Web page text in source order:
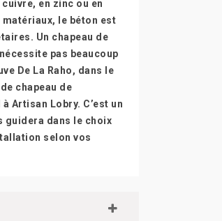
en zinc ou en
le béton est
Un chapeau de
pas beaucoup
De La Raho, dans le
chapeau de
Artisan Lobry. C’est un
guidera dans le choix
selon vos